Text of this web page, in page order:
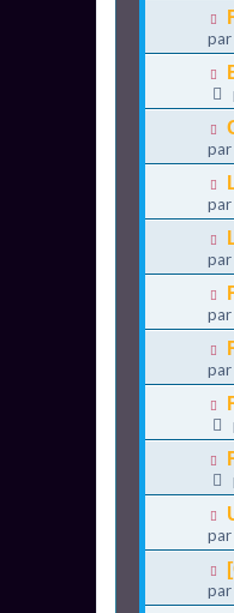
par
par
par
par
par
par
par
par